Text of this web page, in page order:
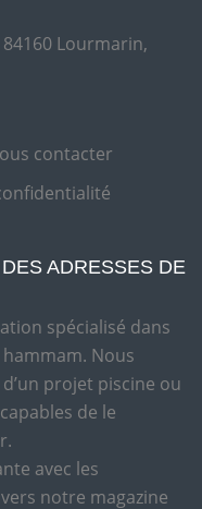
Lourmarin,
contacter
ADRESSES DE
spécialisé dans
Nous
projet piscine ou
de le
avec les
notre magazine